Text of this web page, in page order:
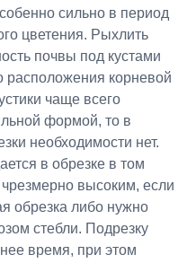
сильно в период
цветения. Рыхлить
почвы под кустами
расположения корневой
чаще всего
формой, то в
необходимости нет.
в обрезке в том
чрезмерно высоким, если
обрезка либо нужно
стебли. Подрезку
время, при этом